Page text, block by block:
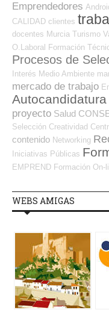
Emprendedores
CALIDAD clientes
docentes Murcia Turismo
O.Laboral Formación
Procesos de
Interés Medio Ambiente
mercado de trabajo
proyecto Salud
Selección Creatividad
contenido Networking
Iniciativas Públicas
EMPREND Formación On-
WEBS AMIGAS